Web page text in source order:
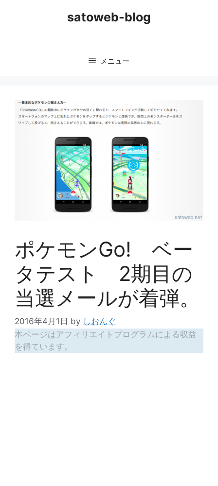
satoweb-blog
メニュー
ポケモンGo! ベー
タテスト 2期目の
当選メールが着弾。
2016年4月1日 by しおんぐ
本ページはアフィリエイトプログラムによる収益
を得ています。